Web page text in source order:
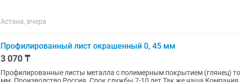
Астана, вчера
Профилированный лист окрашенный 0, 45 мм
3 070 ₸
Профилированные листы металла с полимерным покрытием (глянец)